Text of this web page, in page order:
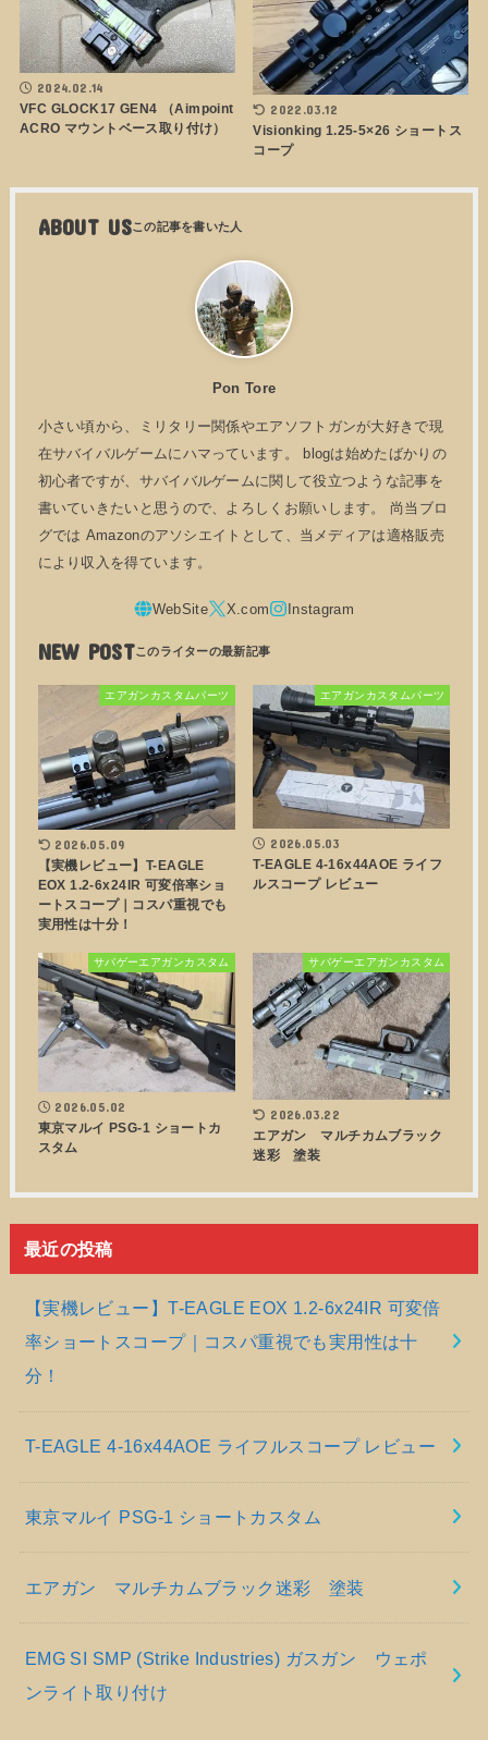
2024.02.14
VFC GLOCK17 GEN4 （Aimpoint
ACRO マウントベース取り付け）
2022.03.12
Visionking 1.25-5×26 ショートス
コープ
ABOUT US
Pon Tore
小さい頃から、ミリタリー関係やエアソフトガンが大好きで現
在サバイバルゲームにハマっています。 blogは始めたばかりの
初心者ですが、サバイバルゲームに関して役立つような記事を
書いていきたいと思うので、よろしくお願いします。 尚当ブロ
グでは Amazonのアソシエイトとして、当メディアは適格販売
により収入を得ています。
NEW POST
エアガンカスタムパーツ
2026.05.09
【実機レビュー】T-EAGLE
EOX 1.2-6x24IR 可変倍率ショ
ートスコープ｜コスパ重視でも
実用性は十分！
エアガンカスタムパーツ
2026.05.03
T-EAGLE 4-16x44AOE ライフ
ルスコープ レビュー
サバゲーエアガンカスタム
2026.05.02
東京マルイ PSG-1 ショートカ
スタム
サバゲーエアガンカスタム
2026.03.22
エアガン マルチカムブラック
迷彩 塗装
最近の投稿
【実機レビュー】T-EAGLE EOX 1.2-6x24IR 可変倍
率ショートスコープ｜コスパ重視でも実用性は十
分！
T-EAGLE 4-16x44AOE ライフルスコープ レビュー
東京マルイ PSG-1 ショートカスタム
エアガン マルチカムブラック迷彩 塗装
EMG SI SMP (Strike Industries) ガスガン ウェポ
ンライト取り付け